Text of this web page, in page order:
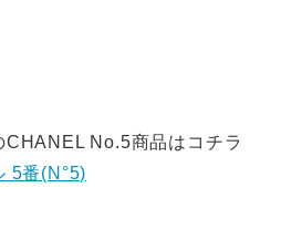
No.5商品はコチラ
5番(N°5)